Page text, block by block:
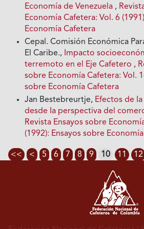
Economía de Venezuela ,
Economía Cafetera: Vol. 6
Economía Cafetera
Cepal. Comisión Económica
El Caribe., Impacto
terremoto en el Eje Cafetero ,
sobre Economía Cafetera: Vol.
sobre Economía Cafetera
Jan Bestebreurtje, Efectos de
desde Ia perspectiva del
Revista Ensayos sobre
(1992): Ensayos sobre
<< < 5 6 7 8 9 10 11 12